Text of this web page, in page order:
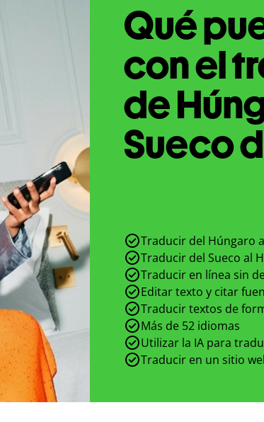
Qué
con el
de
Sueco
Traducir del Húngaro
Traducir del Sueco al
Traducir en línea sin
Editar texto y citar
Traducir textos de
Más de 52 idiomas
Utilizar la IA para
Traducir en un sitio